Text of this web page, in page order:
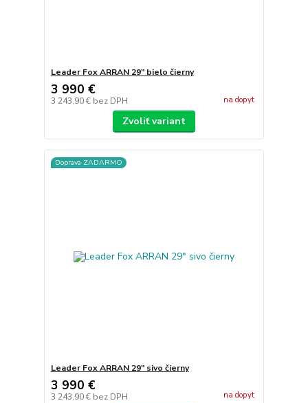
Leader Fox ARRAN 29" bielo čierny
3 990 €
3 243,90 € bez DPH na dopyt
Zvoliť variant
Doprava ZADARMO
Leader Fox ARRAN 29" sivo čierny
3 990 €
3 243,90 € bez DPH na dopyt